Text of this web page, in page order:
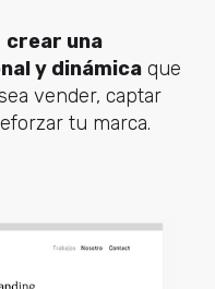
crear una
y dinámicaque
vender, captar
tu marca.